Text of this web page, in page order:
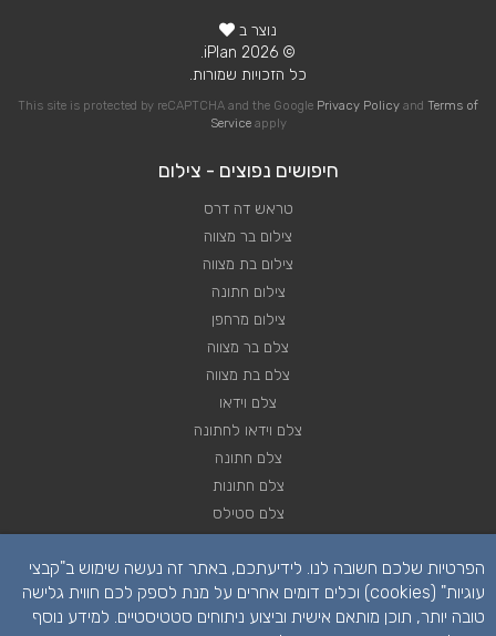
נוצר ב
© 2026 iPlan.
כל הזכויות שמורות.
This site is protected by reCAPTCHA and the Google Privacy Policy and Terms of
Serviceapply
חיפושים נפוצים - צילום
טראש דה דרס
צילום בר מצווה
צילום בת מצווה
צילום חתונה
צילום מרחפן
צלם בר מצווה
צלם בת מצווה
צלם וידאו
צלם וידאו לחתונה
צלם חתונה
צלם חתונות
צלם סטילס
רחפן לחתונה
הפרטיות שלכם חשובה לנו. לידיעתכם, באתר זה נעשה שימוש ב"קבצי
עוגיות" (cookies) וכלים דומים אחרים על מנת לספק לכם חווית גלישה
טובה יותר, תוכן מותאם אישית וביצוע ניתוחים סטטיסטיים. למידע נוסף